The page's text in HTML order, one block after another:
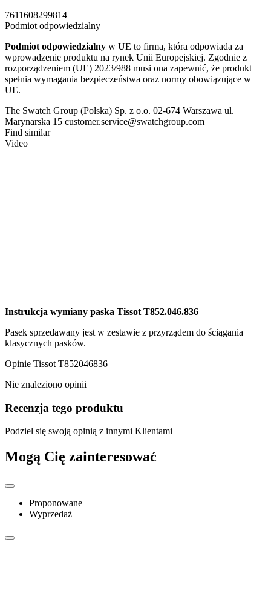
7611608299814
Podmiot odpowiedzialny
Podmiot odpowiedzialny w UE to firma, która odpowiada za
wprowadzenie produktu na rynek Unii Europejskiej. Zgodnie z
rozporządzeniem (UE) 2023/988 musi ona zapewnić, że produkt
spełnia wymagania bezpieczeństwa oraz normy obowiązujące w
UE.
The Swatch Group (Polska) Sp. z o.o. 02-674 Warszawa ul.
Marynarska 15 customer.service@swatchgroup.com
Find similar
Video
Instrukcja wymiany paska Tissot T852.046.836
Pasek sprzedawany jest w zestawie z przyrządem do ściągania
klasycznych pasków.
Opinie Tissot T852046836
Nie znaleziono opinii
Recenzja tego produktu
Podziel się swoją opinią z innymi Klientami
Mogą Cię zainteresować
Proponowane
Wyprzedaż